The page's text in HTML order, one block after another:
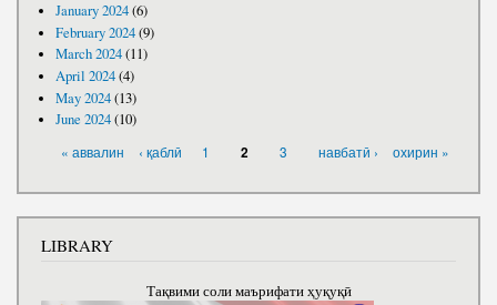
January 2024(6)
February 2024(9)
March 2024(11)
April 2024(4)
May 2024(13)
June 2024(10)
« аввалин ‹ қаблӣ 1 2 3 навбатӣ › охирин »
LIBRARY
Тақвими соли маърифати ҳуқуқӣ